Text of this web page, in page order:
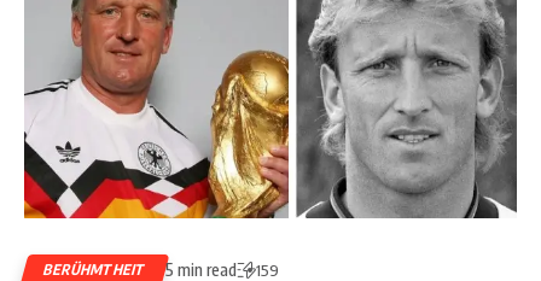
BERÜHMTHEIT 5 min read 159